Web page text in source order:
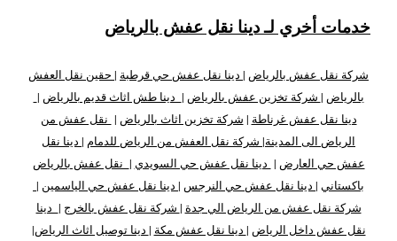
خدمات أخري لـ دينا نقل عفش بالرياض
شركة نقل عفش بالرياض | دينا نقل عفش حي قرطبة | حقين نقل العفش
بالرياض | شركة تخزين عفش بالرياض | دينا طش اثاث قديم بالرياض |
دينا نقل عفش غرناطة | شركة تخزين اثاث بالرياض | نقل عفش من
الرياض الى المدينة| شركة نقل العفش من الرياض للدمام | دينا نقل
عفش حي العارض | دينا نقل عفش حي السويدي | نقل عفش بالرياض
باكستاني | دينا نقل عفش حي النرجس | دينا نقل عفش حي الياسمين |
شركة نقل عفش من الرياض الي جدة | شركة نقل عفش بالخرج | دينا
نقل عفش داخل الرياض | دينا نقل عفش مكة | دينا توصيل اثاث الرياض|